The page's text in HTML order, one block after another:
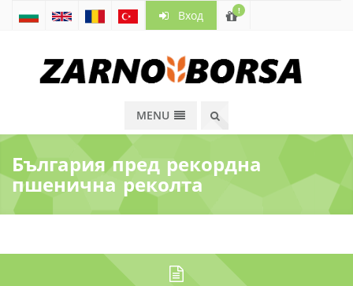
Вход !
MENU
България пред рекордна
пшенична реколта